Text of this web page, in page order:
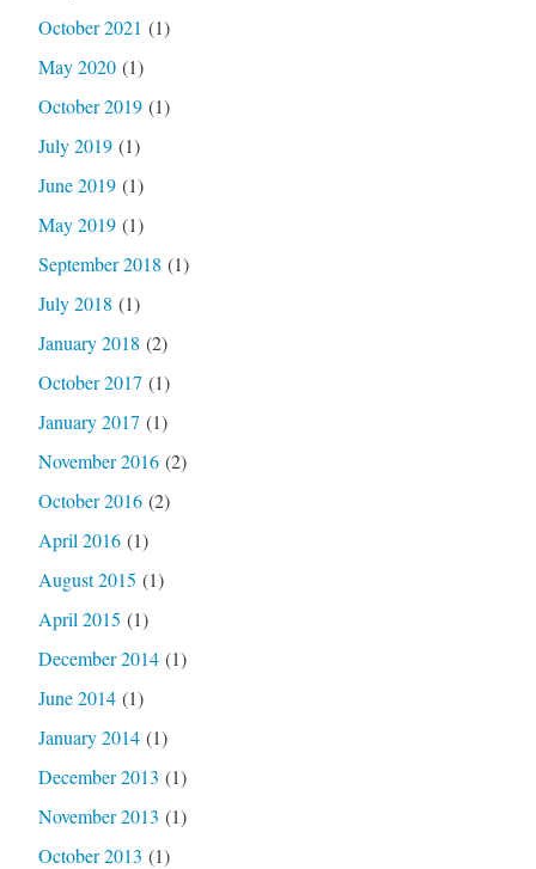
October 2021 (1)
May 2020(1)
October 2019(1)
July 2019(1)
June 2019(1)
May 2019(1)
September 2018 (1)
July 2018 (1)
January 2018 (2)
October 2017 (1)
January 2017 (1)
November 2016(2)
October 2016(2)
April 2016(1)
August 2015 (1)
April 2015 (1)
December 2014(1)
June 2014(1)
January 2014(1)
December 2013 (1)
November 2013 (1)
October 2013 (1)